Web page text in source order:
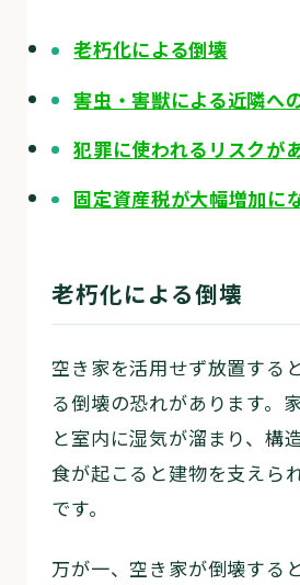
老朽化による倒壊
害虫・害獣による近隣へ
犯罪に使われるリスクが
固定資産税が大幅増加に
老朽化による倒壊
空き家を活用せず放置する
る倒壊の恐れがあります。
と室内に湿気が溜まり、構
食が起こると建物を支えら
です。
万が一、空き家が倒壊する